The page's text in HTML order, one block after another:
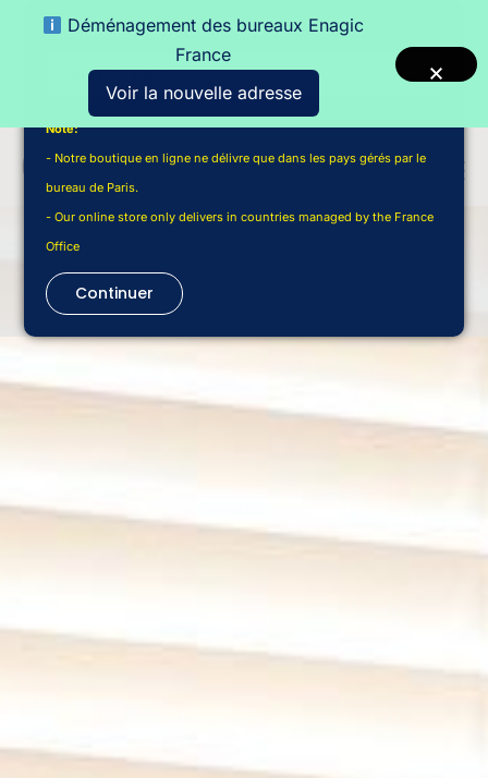
Déménagement des bureaux Enagic
France
Voir la nouvelle adresse
Choisir un pays de livraison
Note:
- Notre boutique en ligne ne délivre que dans les pays gérés par le
bureau de Paris.
- Our online store only delivers in countries managed by the France
Office
Continuer